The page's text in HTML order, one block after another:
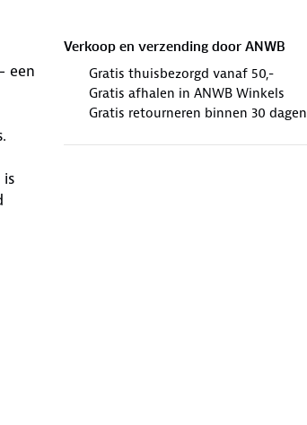
Verkoop en verzending door ANWB
Gratis thuisbezorgd vanaf 50,-
Gratis afhalen in ANWB Winkels
Gratis retourneren binnen 30 dagen
een